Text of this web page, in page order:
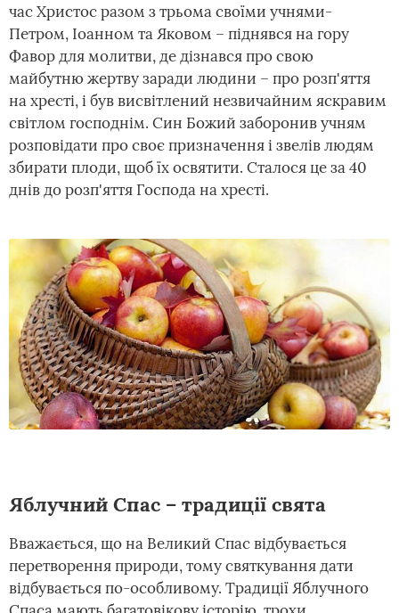
час Христос разом з трьома своїми учнями-
Петром, Іоанном та Яковом – піднявся на гору
Фавор для молитви, де дізнався про свою
майбутню жертву заради людини – про розп'яття
на хресті, і був висвітлений незвичайним яскравим
світлом господнім. Син Божий заборонив учням
розповідати про своє призначення і звелів людям
збирати плоди, щоб їх освятити. Сталося це за 40
днів до розп'яття Господа на хресті.
Яблучний Спас – традиції свята
Вважається, що на Великий Спас відбувається
перетворення природи, тому святкування дати
відбувається по-особливому. Традиції Яблучного